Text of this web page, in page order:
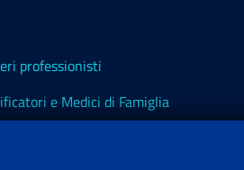
professionisti
e Medici di Famiglia